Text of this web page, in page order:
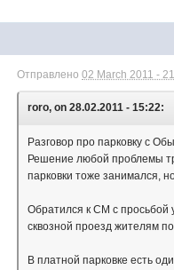
Отправлено02 March 2011 -
roro, on 28.02.2011 - 15:22:
Разговор про парковку с
Решение любой проблемы
парковки тоже занимался,
Обратился к СМ с просьбой
сквозной проезд жителям
В платной парковке есть